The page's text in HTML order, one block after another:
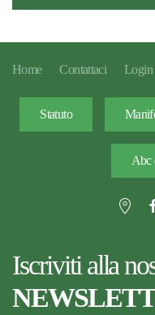
Home Contattaci Login
Statuto
Abc
Iscriviti alla